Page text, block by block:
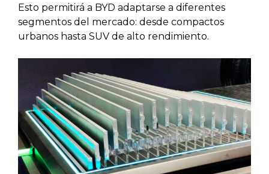
Esto permitirá a BYD adaptarse a diferentes
segmentos del mercado: desde compactos
urbanos hasta SUV de alto rendimiento.